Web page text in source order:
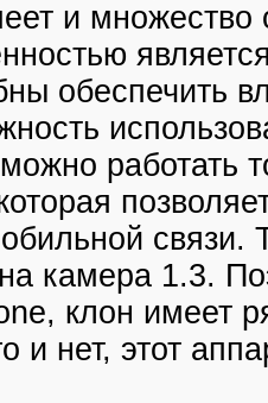
и множество
обеспечить
работать
связи.
камера 1.3.
клон имеет
и нет, этот